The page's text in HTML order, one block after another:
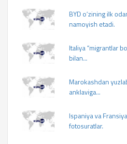
BYD o‘zining ilk
namoyish etadi.
Italiya “migrantlar
bilan...
Marokashdan
anklaviga...
Ispaniya va
fotosuratlar.